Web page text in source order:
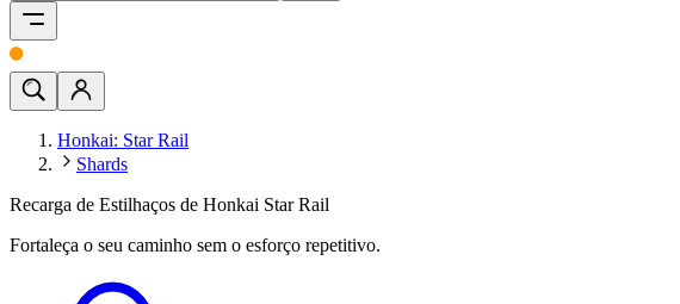
Honkai: Star Rail
Shards
Recarga de Estilhaços de Honkai Star Rail
Fortaleça o seu caminho sem o esforço repetitivo.